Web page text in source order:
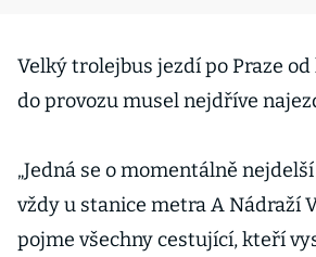
Velký trolejbus jezdí po Praze
do provozu musel nejdříve
„Jedná se o momentálně
vždy u stanice metra A Nádraží
pojme všechny cestující, kteří